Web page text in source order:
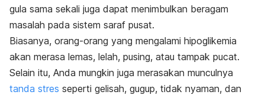
gula sama sekali juga dapat menimbulkan beragam
masalah pada sistem saraf pusat.
Biasanya, orang-orang yang mengalami hipoglikemia
akan merasa lemas, lelah, pusing, atau tampak pucat.
Selain itu, Anda mungkin juga merasakan munculnya
tanda stres seperti gelisah, gugup, tidak nyaman, dan